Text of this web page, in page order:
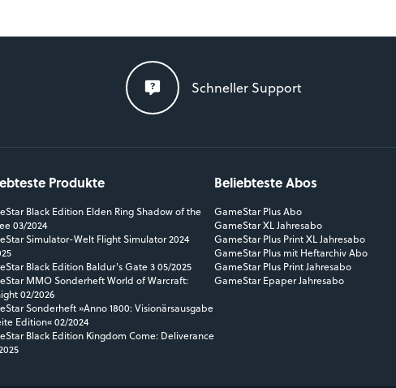
Schneller Support
Produkte
Black Edition Elden Ring Shadow of the
03/2024
Simulator-Welt Flight Simulator 2024
Black Edition Baldur's Gate 3 05/2025
MMO Sonderheft World of Warcraft:
02/2026
Sonderheft »Anno 1800: Visionärsausgabe
Edition« 02/2024
Black Edition Kingdom Come: Deliverance
Beliebteste Abos
GameStar Plus Abo
GameStar XL Jahresabo
GameStar Plus Print XL Jahresabo
GameStar Plus mit Heftarchiv Abo
GameStar Plus Print Jahresabo
GameStar Epaper Jahresabo